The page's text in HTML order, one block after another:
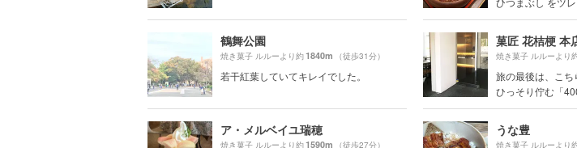
鶴舞公園
焼き菓子 ルルーより約1840m （徒歩31分）
若干紅葉していてキレイでした。
菓匠 花桔梗 本
焼き菓子 ルルーより
旅の最後は、こ
ひっそり佇む「
ア・メルベイユ瑞穂
焼き菓子 ルルーより約1590m （徒歩27分）
うな豊
焼き菓子 ルルーより